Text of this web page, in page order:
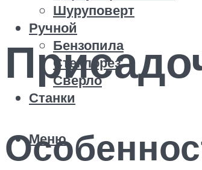
Шуруповерт
Ручной
Бензопила
Стеклорез
Сверло
Станки
Меню